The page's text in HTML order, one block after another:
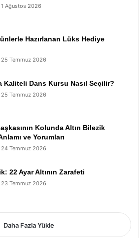
1 Ağustos 2026
Hazırlanan Lüks Hediye
25 Temmuz 2026
Kaliteli Dans Kursu Nasıl Seçilir?
25 Temmuz 2026
Kolunda Altın Bilezik
ve Yorumları
24 Temmuz 2026
22 Ayar Altının Zarafeti
23 Temmuz 2026
Daha Fazla Yükle